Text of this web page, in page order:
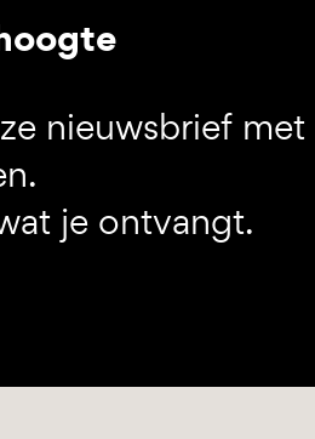
nieuwsbrief
je ontvangt.